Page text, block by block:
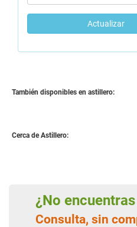
Actualizar
También disponibles en astillero:
Cerca de Astillero:
¿No
Consulta, sin